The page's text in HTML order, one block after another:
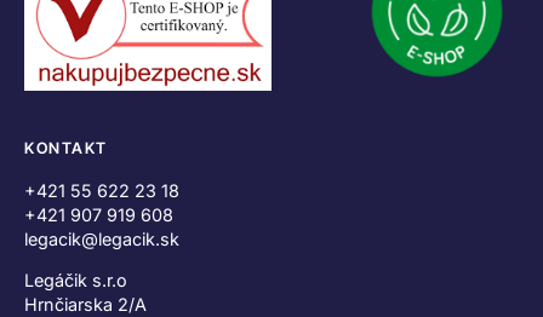
KONTAKT
+421 55 622 23 18
+421 907 919 608
legacik@legacik.sk
Legáčik s.r.o
Hrnčiarska 2/A